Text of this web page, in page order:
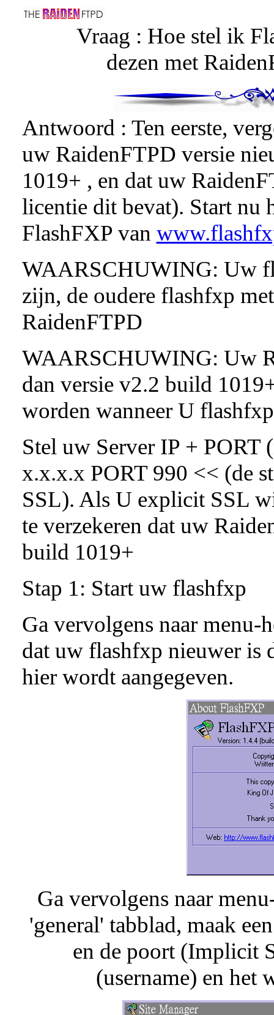
Vraag : Hoe stel ik
dezen met
Antwoord : Ten eerste,
uw RaidenFTPD versie
1019+ , en dat uw
licentie dit bevat). Start nu
FlashFXP van
WAARSCHUWING: Uw
zijn, de oudere flashfxp
RaidenFTPD
WAARSCHUWING: Uw
dan versie v2.2 build
worden wanneer U
Stel uw Server IP + PORT
x.x.x.x PORT 990 << (de
SSL). Als U explicit SSL
te verzekeren dat uw
build 1019+
Stap 1: Start uw flashfxp
Ga vervolgens naar menu-
dat uw flashfxp nieuwer is
hier wordt aangegeven.
Ga vervolgens naar
'general' tabblad, maak
en de poort (Implicit
(username) en het